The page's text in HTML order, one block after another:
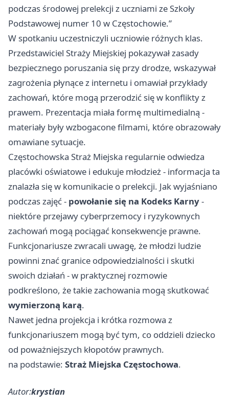
podczas środowej prelekcji z uczniami ze Szkoły
Podstawowej numer 10 w Częstochowie.”
W spotkaniu uczestniczyli uczniowie różnych klas.
Przedstawiciel Straży Miejskiej pokazywał zasady
bezpiecznego poruszania się przy drodze, wskazywał
zagrożenia płynące z internetu i omawiał przykłady
zachowań, które mogą przerodzić się w konflikty z
prawem. Prezentacja miała formę multimedialną -
materiały były wzbogacone filmami, które obrazowały
omawiane sytuacje.
Częstochowska Straż Miejska regularnie odwiedza
placówki oświatowe i edukuje młodzież - informacja ta
znalazła się w komunikacie o prelekcji. Jak wyjaśniano
podczas zajęć - powołanie się na Kodeks Karny-
niektóre przejawy cyberprzemocy i ryzykownych
zachowań mogą pociągać konsekwencje prawne.
Funkcjonariusze zwracali uwagę, że młodzi ludzie
powinni znać granice odpowiedzialności i skutki
swoich działań - w praktycznej rozmowie
podkreślono, że takie zachowania mogą skutkować
wymierzoną karą.
Nawet jedna projekcja i krótka rozmowa z
funkcjonariuszem mogą być tym, co oddzieli dziecko
od poważniejszych kłopotów prawnych.
na podstawie: Straż Miejska Częstochowa.
Autor:krystian